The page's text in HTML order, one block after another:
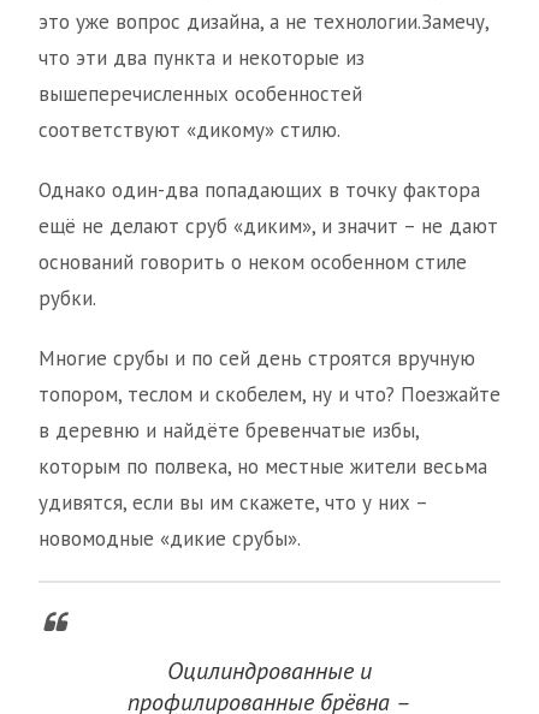
это уже вопрос дизайна, а не технологии.Замечу,
что эти два пункта и некоторые из
вышеперечисленных особенностей
соответствуют «дикому» стилю.
Однако один-два попадающих в точку фактора
ещё не делают сруб «диким», и значит – не дают
оснований говорить о неком особенном стиле
рубки.
Многие срубы и по сей день строятся вручную
топором, теслом и скобелем, ну и что? Поезжайте
в деревню и найдёте бревенчатые избы,
которым по полвека, но местные жители весьма
удивятся, если вы им скажете, что у них –
новомодные «дикие срубы».
Оцилиндрованные и
профилированные брёвна –